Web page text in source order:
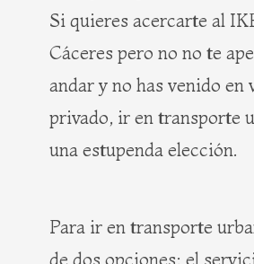
Si quieres acercarte al
Cáceres pero no no te
andar y no has venido en
privado, ir en transporte
una estupenda elección.
Para ir en transporte
de dos opciones: el